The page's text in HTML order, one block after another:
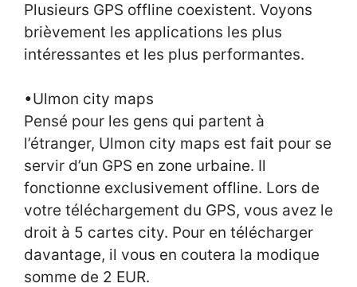
Plusieurs GPS offline coexistent. Voyons
brièvement les applications les plus
intéressantes et les plus performantes.
•Ulmon city maps
Pensé pour les gens qui partent à
l’étranger, Ulmon city maps est fait pour se
servir d’un GPS en zone urbaine. Il
fonctionne exclusivement offline. Lors de
votre téléchargement du GPS, vous avez le
droit à 5 cartes city. Pour en télécharger
davantage, il vous en coutera la modique
somme de 2 EUR.